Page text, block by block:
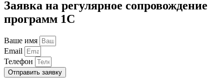
Заявка на регулярное сопровождение
программ 1С
Ваше имя
Email
Телефон
Отправить заявку